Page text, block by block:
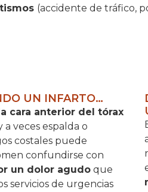
(accidente de tráfico,
UN INFARTO…
cara anterior del tórax
veces espalda o
costales puede
confundirse con
un dolor agudo que
servicios de urgencias